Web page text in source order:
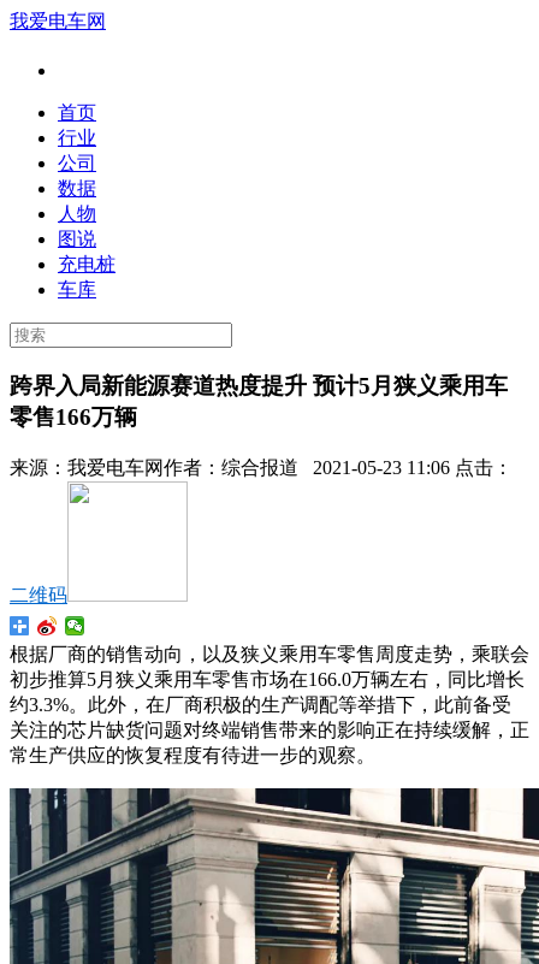
我爱电车网
首页
行业
公司
数据
人物
图说
充电桩
车库
跨界入局新能源赛道热度提升 预计5月狭义乘用车
零售166万辆
来源： 我爱电车网作者： 综合报道 2021-05-23 11:06 点击：
二维码
根据厂商的销售动向，以及狭义乘用车零售周度走势，乘联会
初步推算5月狭义乘用车零售市场在166.0万辆左右，同比增长
约3.3%。此外，在厂商积极的生产调配等举措下，此前备受
关注的芯片缺货问题对终端销售带来的影响正在持续缓解，正
常生产供应的恢复程度有待进一步的观察。